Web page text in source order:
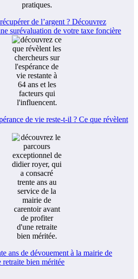
de l’argent ? Découvrez
surévaluation de votre taxe foncière
de vie reste-t-il ? Ce que révèlent
ans de dévouement à la mairie de
bien méritée